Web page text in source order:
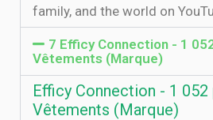
family, and the world on
7 Efficy Connection - 1
Vêtements (Marque)
Efficy Connection - 1
Vêtements (Marque)